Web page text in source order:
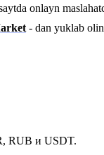
onlayn
- dan yuklab
RUB и USDT.